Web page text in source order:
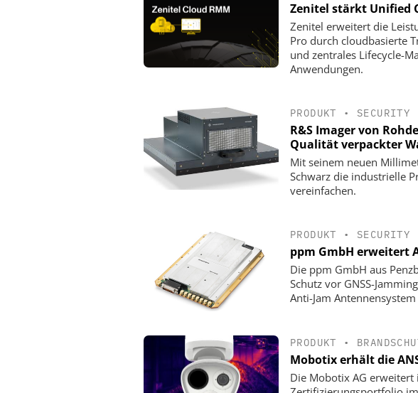
Zenitel stärkt Unified
Zenitel erweitert die
Pro durch cloudbasierte
und zentrales Lifecycle-
Anwendungen.
PRODUKT • SECURITY
R&S Imager von
Qualität verpackter
Mit seinem neuen
Schwarz die industrielle
vereinfachen.
PRODUKT • SECURITY
ppm GmbH erweitert
Die ppm GmbH aus
Schutz vor GNSS-
Anti-Jam
PRODUKT •
Mobotix erhält die
Die Mobotix AG